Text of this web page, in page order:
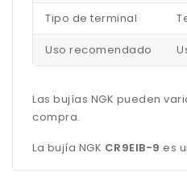
Tipo de terminal
Uso recomendado
Las bujías NGK pueden
compra.
La bujía NGK CR9EIB-9 es